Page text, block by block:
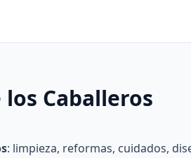
Caballeros
: limpieza, reformas, cuidados,